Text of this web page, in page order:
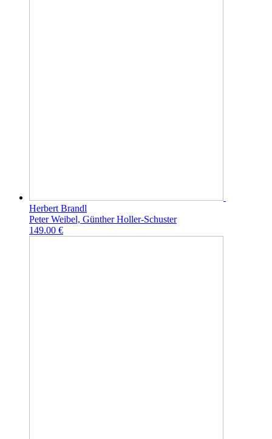
Herbert Brandl
Peter Weibel, Günther Holler-Schuster
149.00 €